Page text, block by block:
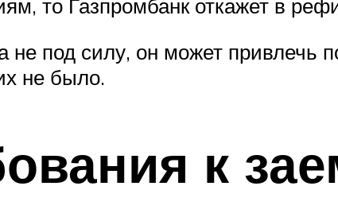
то Газпромбанк откажет в
под силу, он может привлечь
не было.
к